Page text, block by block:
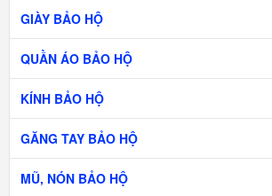
GIÀY BẢO HỘ
QUẦN ÁO BẢO HỘ
KÍNH BẢO HỘ
GĂNG TAY BẢO HỘ
MŨ, NÓN BẢO HỘ